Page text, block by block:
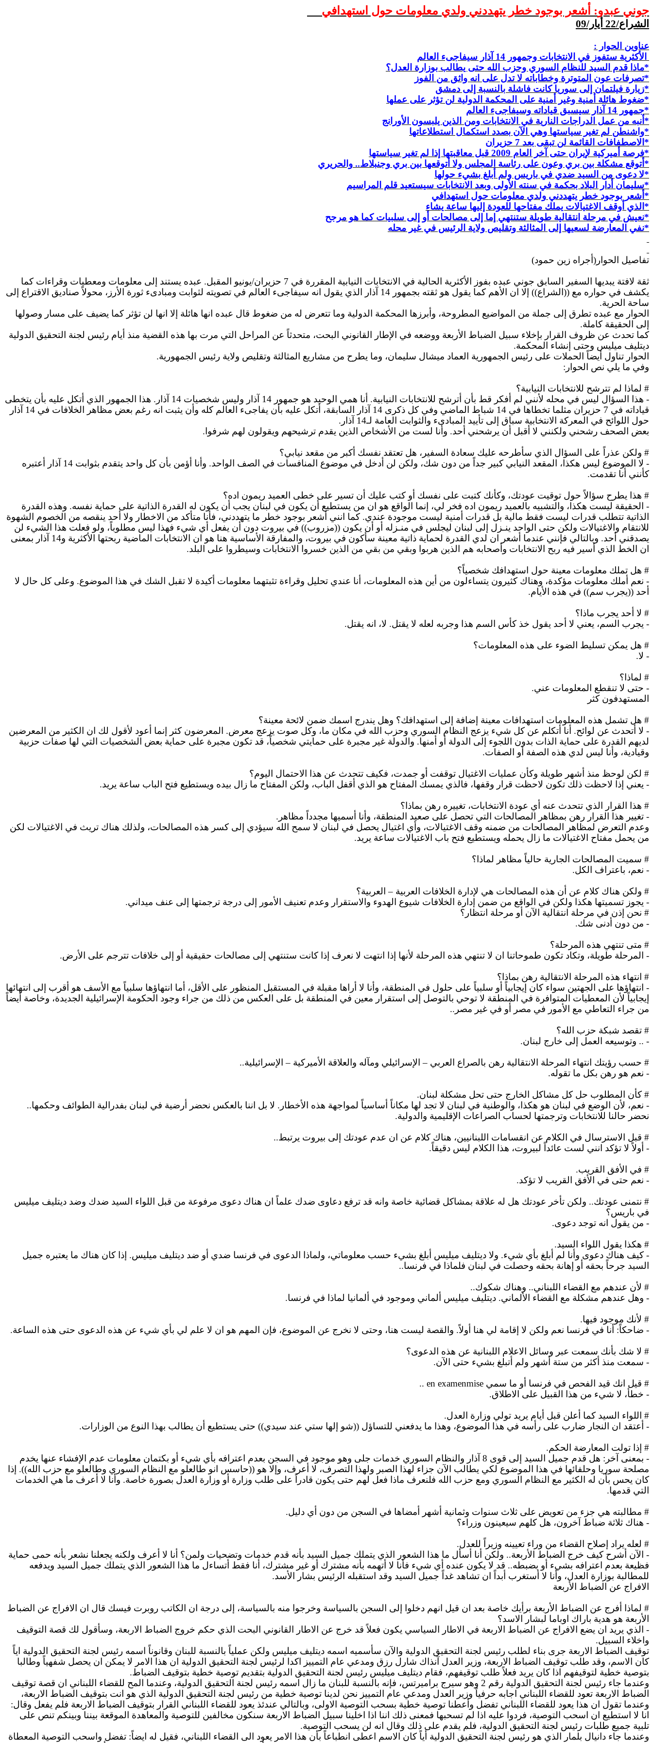
جوني عبدو: أشعر بوجود خطر يتهددني ولدي معلومات حول استهدافي
الشراع/22 أيار/09
عناوين الحوار :
الأكثرية ستفوز في الانتخابات وجمهور 14 آذار
سيفاجىء العالم
*ماذا قدم السيد للنظام السوري وحزب الله حتى يطالب بوزارة العدل؟
*تصرفات عون المتوترة وخطاباته لا تدل على انه واثق من الفوز
*زيارة فيلتمان إلى سوريا كانت فاشلة بالنسبة إلى دمشق
*ضغوط هائلة أمنية وغير أمنية على المحكمة الدولية لن تؤثر على عملها
*جمهور 14 آذار سيسبق قياداته
وسيفاجىء العالم
*أنبه من عمل الدراجات النارية في الانتخابات ومن الذين يلبسون الأورانج
*واشنطن لم تغير سياستها وهي الآن بصدد استكمال استطلاعاتها
* الاصطفافات القائمة لن تبقى بعد 7 حزيران
*فرصة أميركية لإيران حتى آخر العام 2009 قبل معاقبتها إذا لم تغير سياستها
*أتوقع مشكلة بين بري وعون على رئاسة المجلس ولا أتوقعها بين بري وجنبلاط.. والحريري
*لا دعوى من السيد ضدي في باريس ولم أبلغ بشيء حولها
*سليمان أدار البلاد بحكمة في سنته الأولى وبعد الانتخابات سيستعيد قلم المراسيم
*أشعر بوجود خطر يتهددني ولدي معلومات حول استهدافي
*الذي أوقف الاغتيالات يملك مفتاحها للعودة إليها ساعة يشاء
*نعيش في مرحلة انتقالية طويلة ستنتهي إما إلى مصالحات أو إلى سلبيات كما هو مرجح
*نفي المعارضة لسعيها إلى المثالثة وتقليص ولاية الرئيس في غير محله
تفاصيل الحوار(أجراه زين حمود)
ثقة لافتة يبديها السفير السابق جوني
عبده بفوز الأكثرية الحالية في الانتخابات النيابية المقررة في 7 حزيران/يونيو المقبل. عبده يستند إلى معلومات ومعطيات وقراءات كما
يكشف في حواره مع ((الشراع)) إلا ان الأهم كما يقول هو ثقته بجمهور 14 آذار الذي يقول انه سيفاجىء العالم في تصويته لثوابت ومبادىء ثورة الأرز، محولاً صناديق الاقتراع إلى
ساحة الحرية.
الحوار مع عبده تطرق إلى جملة من المواضيع المطروحة، وأبرزها المحكمة الدولية وما تتعرض له من ضغوط قال عبده انها هائلة إلا انها لن تؤثر كما يضيف على مسار وصولها
إلى الحقيقة كاملة.
كما تحدث عن ظروف القرار بإخلاء سبيل الضباط الأربعة ووضعه في الإطار القانوني البحت، متحدثاً عن المراحل التي مرت بها هذه القضية منذ أيام رئيس لجنة التحقيق الدولية
ديتليف ميليس وحتى إنشاء المحكمة.
الحوار تناول أيضاً الحملات على رئيس الجمهورية العماد ميشال سليمان، وما يطرح من مشاريع المثالثة وتقليص ولاية رئيس الجمهورية.
وفي ما يلي نص الحوار:
# لماذا لم تترشح للانتخابات النيابية؟
- هذا السؤال ليس في محله لأنني لم أفكر قط بأن أترشح للانتخابات النيابية. أنا همي
الوحيد هو جمهور 14 آذار وليس شخصيات 14 آذار. هذا الجمهور الذي أتكل عليه بأن يتخطى
قياداته في 7 حزيران مثلما تخطاها في 14 شباط الماضي وفي كل ذكرى 14 آذار السابقة، أتكل عليه بأن
يفاجىء
العالم كله وأن يثبت انه رغم بعض مظاهر الخلافات في 14 آذار
حول اللوائح في المعركة الانتخابية سباق إلى تأييد
المبادىء والثوابت العامة لـ14 آذار.
بعض الصحف رشحني ولكنني لا أقبل أن يرشحني أحد. وأنا لست من الأشخاص الذين يقدم ترشيحهم ويقولون لهم شرفوا .
# ولكن عذراً على السؤال الذي سأطرحه عليك سعادة السفير، هل تعتقد نفسك أكبر من مقعد نيابي؟
- لا
الموضوع ليس هكذا، المقعد النيابي كبير جداً من دون شك، ولكن لن أدخل في موضوع المنافسات في الصف الواحد. وأنا أؤمن بأن كل واحد يتقدم بثوابت 14 آذار أعتبره
كأنني أنا تقدمت.
# هذا يطرح سؤالاً حول توقيت عودتك، وكأنك كتبت على نفسك أو كتب عليك أن تسير على خطى العميد ريمون اده؟
- الحقيقة ليست هكذا، والتشبيه بالعميد ريمون اده فخر لي، إنما الواقع هو ان من يستطيع أن يكون في لبنان يجب أن يكون له القدرة الذاتية على حماية نفسه. وهذه القدرة
الذاتية تتطلب قدرات ليست فقط مالية بل قدرات أمنية ليست موجودة عندي. كما انني أشعر بوجود خطر ما يتهددني، فأنا متأكد من الاخطار ولا أحد ينقصه من الخصوم الشهوة
للانتقام والاغتيالات ولكن حتى الواحد ينـزل إلى لبنان ليجلس في منـزله أو أن يكون ((مزروب)) في بيروت دون أن يفعل أي شيء فهذا ليس مطلوباً، ولو فعلت هذا الشيء لن
يصدقني أحد. وبالتالي فإنني عندما أشعر
ان لدي القدرة لحماية ذاتية معينة سأكون في بيروت، والمفارقة الأساسية هنا هو ان الانتخابات الماضية ربحتها الأكثرية و14 آذار بمعنى
ان الخط الذي أسير فيه ربح الانتخابات وأصحابه هم الذين هربوا وبقي من بقي من الذين خسروا الانتخابات وسيطروا على البلد.
# هل تملك معلومات معينة حول استهدافك شخصياً؟
- نعم أملك معلومات مؤكدة، وهناك كثيرون يتساءلون من أين هذه المعلومات، أنا عندي تحليل وقراءة تثبتهما معلومات أكيدة لا تقبل الشك في هذا الموضوع. وعلى كل حال لا
أحد ((يجرب سم)) في هذه الأيام.
# لا أحد يجرب ماذا؟
- يجرب السم، يعني لا أحد يقول خذ كأس السم هذا وجربه لعله لا يقتل. لا، انه يقتل.
# هل يمكن تسليط الضوء على هذه المعلومات؟
- لا.
# لماذا؟
- حتى لا تنقطع المعلومات عني.
المستهدفون كثر
# هل تشمل هذه المعلومات استهدافات معينة إضافة إلى استهدافك؟ وهل يندرج اسمك ضمن لائحة معينة؟
- لا أتحدث عن لوائح. أنا أتكلم عن كل شيء يزعج النظام السوري وحزب الله في مكان ما، وكل صوت يزعج معرض. المعرضون كثر إنما أعود لأقول لك ان الكثير من المعرضين
لديهم القدرة على حماية الذات بدون اللجوء إلى الدولة أو أمنها. والدولة غير مجبرة على حمايتي شخصياً، قد تكون مجبرة على حماية بعض الشخصيات التي لها صفات حزبية
وقيادية، وأنا ليس لدي هذه الصفة أو الصفات.
# لكن لوحظ منذ أشهر طويلة وكأن عمليات الاغتيال توقفت أو جمدت، فكيف تتحدث عن هذا الاحتمال اليوم؟
- يعني إذا لاحظت ذلك تكون لاحظت قرار وقفها، فالذي يمسك المفتاح هو الذي أقفل الباب، ولكن المفتاح ما زال بيده ويستطيع فتح الباب ساعة يريد.
# هذا القرار الذي تتحدث عنه أي عودة الانتخابات، تغييره رهن بماذا؟
- تغيير هذا القرار رهن بمظاهر المصالحات التي تحصل على صعيد المنطقة، وأنا أسميها مجدداً مظاهر.
وعدم التعرض لمظاهر المصالحات من ضمنه وقف الاغتيالات، وأي اغتيال يحصل في لبنان لا سمح الله سيؤدي إلى كسر هذه المصالحات، ولذلك هناك تريث في الاغتيالات لكن
من يحمل مفتاح الاغتيالات ما زال يحمله ويستطيع فتح باب الاغتيالات ساعة يريد.
# سميت المصالحات الجارية حالياً مظاهر لماذا؟
- نعم، باعتراف الكل.
# ولكن هناك كلام عن أن هذه المصالحات هي لإدارة الخلافات العربية – العربية؟
- يجوز تسميتها هكذا ولكن في الواقع من ضمن إدارة الخلافات شيوع الهدوء والاستقرار وعدم تعنيف الأمور إلى درجة ترجمتها إلى عنف ميداني.
# نحن إذن في مرحلة انتقالية الآن أو مرحلة انتظار؟
- من دون أدنى شك.
# متى تنتهي هذه المرحلة؟
- المرحلة طويلة، وتكاد تكون طموحاتنا ان لا تنتهي هذه المرحلة لأنها إذا انتهت لا نعرف إذا كانت ستنتهي إلى مصالحات حقيقية أو إلى خلافات تترجم على الأرض.
# انتهاء هذه المرحلة الانتقالية رهن بماذا؟
- انتهاؤها على الجهتين سواء كان إيجابياً أو سلبياً على حلول في المنطقة، وأنا لا أراها مقبلة في المستقبل المنظور على الأقل، أما انتهاؤها سلبياً مع الأسف هو أقرب إلى انتهائها
إيجابياً لأن المعطيات المتوافرة في المنطقة لا توحي بالتوصل إلى استقرار معين في المنطقة بل على العكس من ذلك من جراء وجود الحكومة الإسرائيلية الجديدة، وخاصة أيضاً
من جراء التعاطي مع الأمور في مصر أو في غير مصر..
# تقصد شبكة حزب الله؟
- .. وتوسيعه العمل إلى خارج لبنان.
# حسب رؤيتك انتهاء المرحلة الانتقالية رهن بالصراع العربي – الإسرائيلي ومآله والعلاقة الأميركية – الإسرائيلية..
- نعم هو رهن بكل ما تقوله.
# كأن المطلوب حل كل مشاكل الخارج حتى تحل مشكلة لبنان.
- نعم، لأن الوضع في لبنان هو هكذا، والوطنية في لبنان لا تجد لها مكاناً أساسياً لمواجهة هذه الأخطار. لا بل اننا بالعكس نحضر أرضية في لبنان بفدرالية الطوائف وحكمها..
نحضر حالنا للانتخابات وترجمتها لحساب الصراعات الإقليمية والدولية.
# قبل الاسترسال في الكلام عن انقسامات اللبنانيين، هناك كلام عن ان عدم عودتك إلى بيروت يرتبط..
- أولاً لا تؤكد انني لست عائداً لبيروت، هذا الكلام ليس دقيقاً.
# في الأفق القريب.
- نعم حتى في الأفق القريب لا تؤكد.
# نتمنى عودتك.. ولكن تأخر عودتك هل له علاقة بمشاكل قضائية خاصة وانه قد ترفع دعاوى ضدك علماً ان هناك دعوى مرفوعة من قبل اللواء السيد ضدك وضد ديتليف ميليس
في باريس؟
- من يقول انه توجد دعوى.
# هكذا يقول اللواء السيد.
- كيف هناك دعوى وأنا لم أبلغ بأي شيء. ولا ديتليف ميليس أبلغ بشيء حسب معلوماتي، ولماذا الدعوى في فرنسا ضدي أو ضد ديتليف ميليس. إذا كان هناك ما يعتبره جميل
السيد جرحاً بحقه أو إهانة بحقه وحصلت في لبنان فلماذا في فرنسا..
# لأن عندهم مع القضاء اللبناني.. وهناك شكوك..
- وهل عندهم مشكلة مع القضاء الألماني. ديتليف ميليس ألماني وموجود في ألمانيا لماذا في فرنسا.
# لأنك موجود فيها.
- ضاحكاً: أنا في فرنسا نعم ولكن لا إقامة لي هنا أولاً. والقصة ليست هنا، وحتى لا نخرج عن الموضوع، فإن المهم هو ان لا علم لي بأي شيء عن هذه الدعوى حتى هذه الساعة.
# لا شك بأنك سمعت عبر وسائل الاعلام اللبنانية عن هذه الدعوى؟
- سمعت منذ أكثر من ستة أشهر ولم أتبلغ بشيء حتى الآن.
# قيل انك قيد الفحص في فرنسا أو ما سمي mise
en examen
..
- خطأ، لا شيء من هذا القبيل على
الاطلاق.
# اللواء السيد كما أعلن قبل أيام يريد تولي وزارة العدل.
- أعتقد ان النجار ضارب على رأسه في هذا الموضوع، وهذا ما يدفعني للتساؤل ((شو إلها ستي عند سيدي)) حتى يستطيع أن يطالب بهذا النوع من الوزارات.
# إذا تولت المعارضة الحكم.
- بمعنى آخر: هل قدم جميل السيد إلى قوى 8 آذار والنظام السوري خدمات
جلى وهو موجود في السجن بعدم اعترافه بأي شيء أو بكتمان معلومات عدم الإفشاء عنها يخدم
مصلحة سوريا وحلفائها في هذا الموضوع لكي يطالب الآن جزاء لهذا الصبر ولهذا التصرف، لا أعرف، وإلا هو ((حاسس انو طالعلو مع النظام السوري وطالعلو مع حزب الله)). إذا
كان يحس بأن له الكثير مع النظام السوري ومع حزب الله فلنعرف ماذا فعل لهم حتى يكون قادراً على طلب وزارة أو وزارة العدل بصورة خاصة. وأنا لا أعرف ما هي الخدمات
التي قدمها.
# مطالبته هي جزء من تعويض على ثلاث سنوات وثمانية أشهر أمضاها في السجن من دون أي دليل.
- هناك ثلاثة ضباط آخرون، هل كلهم سيعينون وزراء؟
# لعله يراد إصلاح القضاء من وراء تعيينه وزيراً للعدل.
- الآن أشرح كيف خرج الضباط الأربعة.. ولكن أنا أسأل ما هذا الشعور الذي يتملك جميل السيد بأنه قدم خدمات وتضحيات ولمن؟ أنا لا أعرف ولكنه يجعلنا نشعر بأنه حمى حماية
فظيعة بعدم اعترافه بشيء أو بضبطه.. قد لا يكون عنده أي شيء فأنا لا أتهمه بأنه مشترك أو غير مشترك، أنا فقط أتساءل ما هذا الشعور الذي يتملك جميل السيد ويدفعه
للمطالبة بوزارة العدل، وأنا لا أستغرب أبداً
ان تشاهد غداً جميل السيد وقد استقبله الرئيس بشار الأسد.
الافراج عن الضباط الأربعة
# لماذا أفرج عن الضباط الأربعة برأيك خاصة بعد ان قيل انهم دخلوا إلى السجن بالسياسة وخرجوا منه بالسياسة، إلى درجة ان الكاتب روبرت فيسك قال ان الافراج عن الضباط
الأربعة هو هدية باراك اوباما لبشار الاسد؟
- الذي يريد ان يضع الافراج عن الضباط الاربعة في الاطار السياسي يكون فعلاً قد خرج عن الاطار القانوني البحت الذي حكم خروج الضباط الاربعة، وسأقول لك قصة التوقيف
واخلاء السبيل.
توقيف الضباط
الاربعة جرى بناء لطلب رئيس لجنة التحقيق الدولية والآن سأسميه اسمه ديتليف ميليس ولكن عملياً بالنسبة للبنان وقانوناً اسمه رئيس لجنة التحقيق الدولية اياً
كان الاسم، وقد طلب توقيف الضباط
الاربعة، وزير العدل آنذاك شارل رزق ومدعي عام التمييز اكدا لرئيس لجنة التحقيق الدولية ان هذا الامر لا يمكن ان يحصل شفهياً وطالبا
بتوصية خطية لتوقيفهم اذا كان يريد فعلاً طلب توقيفهم، فقام ديتليف ميليس رئيس لجنة التحقيق الدولية بتقديم توصية خطية بتوقيف الضباط.
وعندما جاء رئيس لجنة التحقيق الدولية رقم 2 وهو سيرج
براميرتس، فإنه بالنسبة للبنان ما زال اسمه رئيس لجنة التحقيق الدولية، وعندما المح للقضاء اللبناني ان قصة توقيف
الضباط
الاربعة تعود للقضاء اللبناني اجابه حرفياً وزير العدل ومدعي عام التمييز نحن لدينا توصية خطية من رئيس لجنة التحقيق الدولية الذي هو انت بتوقيف الضباط الاربعة،
وعندما تقول ان هذا يعود للقضاء اللبناني تفضل وأعطنا توصية خطية بسحب التوصية الاولى، وبالتالي عندئذ يعود للقضاء اللبناني القرار بتوقيف الضباط الاربعة فلم يفعل وقال:
انا لا استطيع ان اسحب التوصية، فردوا عليه اذا لم تسحبها فمعنى ذلك اننا اذا اخلينا سبيل الضباط الاربعة سنكون مخالفين للتوصية والمعاهدة الموقعة بيننا وبينكم تنص على
تلبية جميع طلبات رئيس لجنة التحقيق الدولية، فلم يقدم على ذلك وقال انه لن يسحب التوصية.
وعندما جاء دانيال بلمار الذي هو رئيس لجنة التحقيق الدولية أياً كان الاسم اعطى انطباعاً بأن هذا الامر يعود الى القضاء اللبناني، فقيل له ايضاً: تفضل واسحب التوصية المعطاة